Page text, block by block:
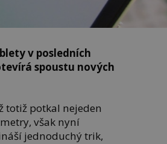
v posledních
spoustu nových
totiž potkal nejeden
však nyní
jednoduchý trik,